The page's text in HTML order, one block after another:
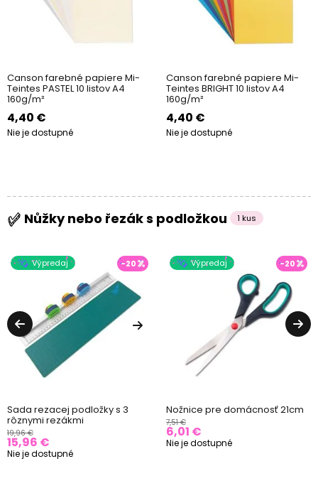
Canson farebné papiere Mi-
Teintes PASTEL 10 listov A4
160g/m²
4,40 €
Nie je dostupné
Canson farebné papiere Mi-
Teintes BRIGHT 10 listov A4
160g/m²
4,40 €
Nie je dostupné
Nůžky nebo řezák s podložkou 1 kus
Výpredaj -20
Sada rezacej podložky s 3
rôznymi rezákmi
19,96 €
15,96 €
Nie je dostupné
Výpredaj -20
Nožnice pre domácnosť 21cm
7,51 €
6,01 €
Nie je dostupné